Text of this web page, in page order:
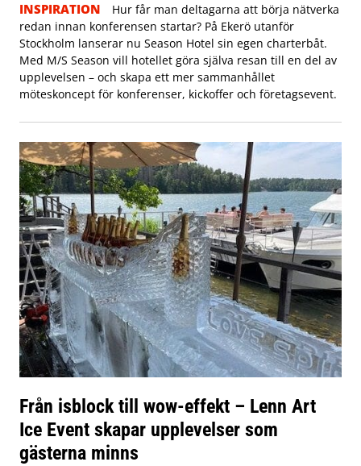
INSPIRATION
Hur får man deltagarna att börja nätverka
redan innan konferensen startar? På Ekerö utanför
Stockholm lanserar nu Season Hotel sin egen charterbåt.
Med M/S Season vill hotellet göra själva resan till en del av
upplevelsen – och skapa ett mer sammanhållet
möteskoncept för konferenser, kickoffer och företagsevent.
Från isblock till wow-effekt – Lenn Art
Ice Event skapar upplevelser som
gästerna minns